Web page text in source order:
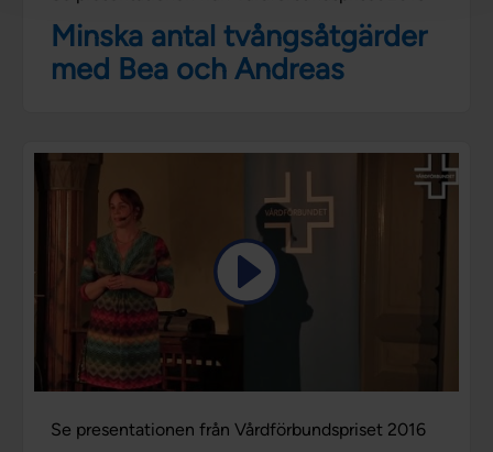
Minska antal tvångsåtgärder
med Bea och Andreas
Se presentationen från Vårdförbundspriset 2016